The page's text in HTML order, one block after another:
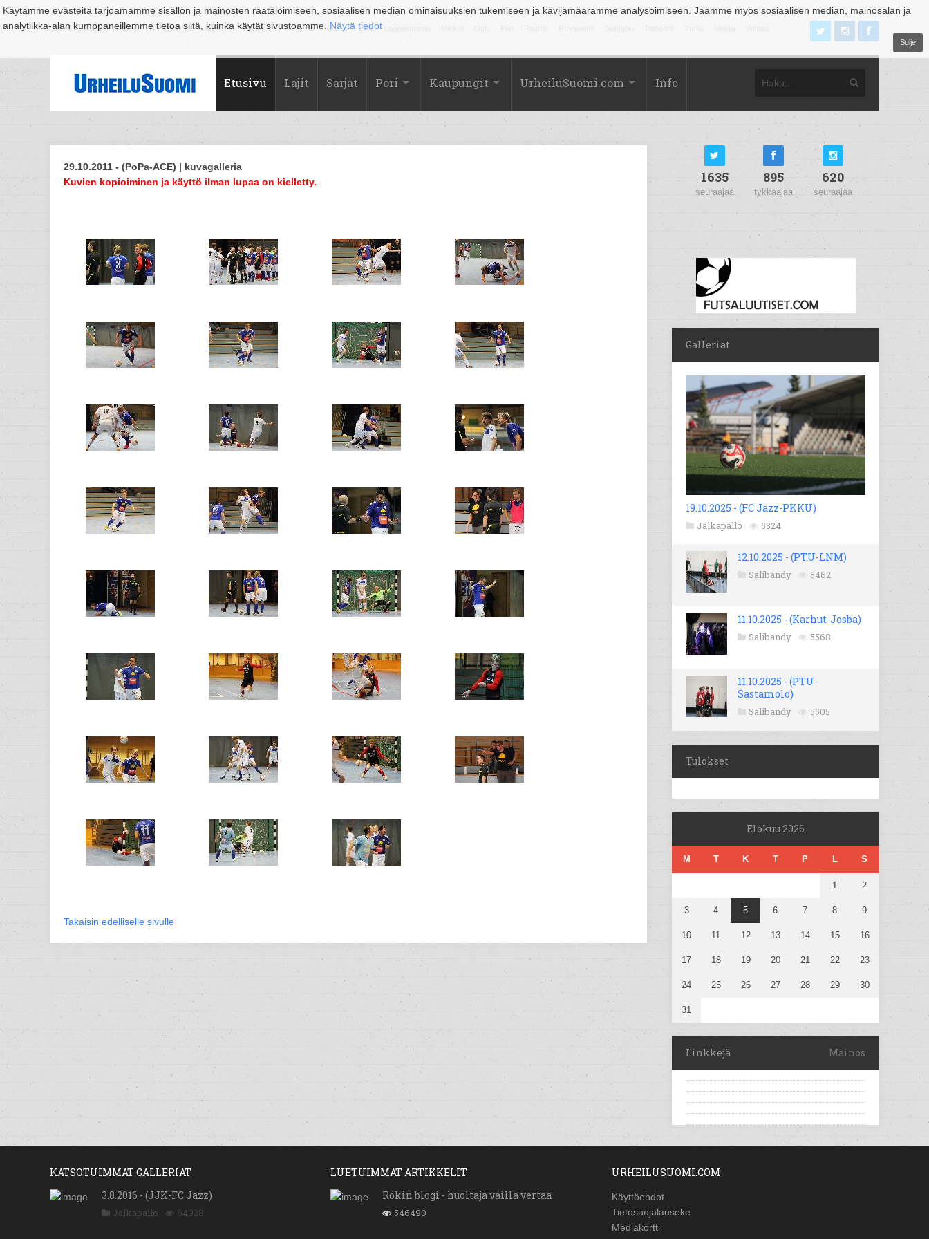
Käytämme evästeitä tarjoamamme sisällön ja mainosten räätälöimiseen, sosiaalisen median ominaisuuksien tukemiseen ja kävijämäärämme analysoimiseen. Jaamme myös sosiaalisen median, mainosalan ja
analytiikka-alan kumppaneillemme tietoa siitä, kuinka käytät sivustoamme. Näytä tiedot
Sulje
Suomi Espoo Helsinki Hämeenlinna Joensuu Jyväskylä Kouvola Kuopio Lahti
Etusivu Lajit Sarjat Pori Kaupungit UrheiluSuomi.com Info
29.10.2011 - (PoPa-ACE) | kuvagalleria
Kuvien kopioiminen ja käyttö ilman lupaa on kielletty.
Takaisin edelliselle sivulle
1635
seuraajaa
895
tykkääjää
620
seuraajaa
Galleriat
19.10.2025 - (FC Jazz-PKKU)
Jalkapallo 5324
12.10.2025 - (PTU-LNM)
Salibandy 5462
11.10.2025 - (Karhut-Josba)
Salibandy 5568
11.10.2025 - (PTU-
Sastamolo)
Salibandy 5505
Tulokset
Elokuu 2026
M T K T P L S
1 2
3 4 5 6 7 8 9
10 11 12 13 14 15 16
17 18 19 20 21 22 23
24 25 26 27 28 29 30
31
Linkkejä Mainos
KATSOTUIMMAT GALLERIAT
3.8.2016 - (JJK-FC Jazz)
Jalkapallo 64928
LUETUIMMAT ARTIKKELIT
Rokin blogi - huoltaja vailla vertaa
546490
URHEILUSUOMI.COM
Käyttöehdot
Tietosuojalauseke
Mediakortti